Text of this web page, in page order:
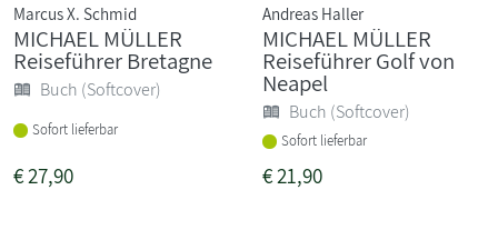
Marcus X. Schmid
MICHAEL MÜLLER
Reiseführer Bretagne
Buch (Softcover)
Sofort lieferbar
€27,90
Andreas Haller
MICHAEL MÜLLER
Reiseführer Golf von
Neapel
Buch (Softcover)
Sofort lieferbar
€21,90